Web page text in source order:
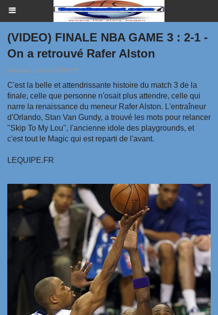
(VIDEO) FINALE NBA GAME 3 : 2-1 -
On a retrouvé Rafer Alston
Amadou Lamine NDIAYE
C'est la belle et attendrissante histoire du match 3 de la
finale, celle que personne n'osait plus attendre, celle qui
narre la renaissance du meneur Rafer Alston. L'entraîneur
d'Orlando, Stan Van Gundy, a trouvé les mots pour relancer
"Skip To My Lou", l'ancienne idole des playgrounds, et
c'est tout le Magic qui est reparti de l'avant.
LEQUIPE.FR